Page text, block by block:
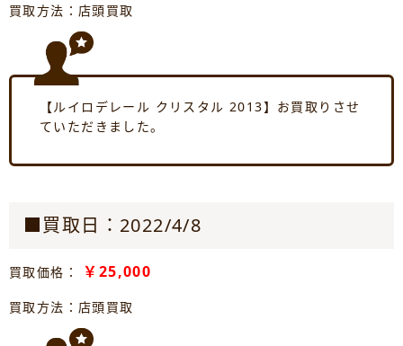
買取方法：店頭買取
【ルイロデレール クリスタル 2013】お買取りさせ
ていただきました。
■買取日：2022/4/8
買取価格： ￥25,000
買取方法：店頭買取